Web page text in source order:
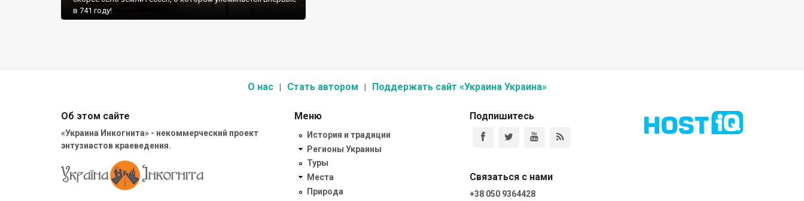
в 741 году!
О нас Стать автором Поддержать сайт «Украина Украина»
Об этом сайте
«Украина Инкогнита» - некоммерческий проект
энтузиастов краеведения.
Меню
История и традиции
Регионы Украины
Туры
Места
Природа
Подпишитесь
Связаться с нами
+38 050 9364428